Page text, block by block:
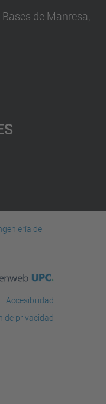
de Manresa,
de
Accesibilidad
de privacidad